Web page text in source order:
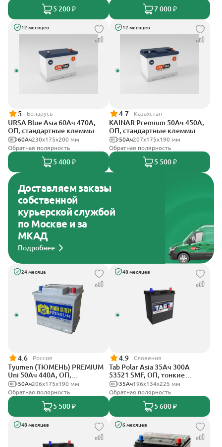
5 200 ₽ 7 000 ₽
12 месяцев
5 Беларусь
URSA Blue Asia 60Ач 470А,
ОП, стандартные клеммы
230x175x200 мм
60Ач
Обратная полярность
5 400 ₽
12 месяцев
4.7 Казахстан
KAINAR Premium 50Ач 450А,
ОП, стандартные клеммы
207x175x190 мм
50Ач
Обратная полярность
5 500 ₽
Доставляем заказы
собственной
курьерской службой
по Москве и за
МКАД
Подробнее
24 месяца
4.6 Россия
Tyumen (ТЮМЕНЬ) PREMIUM
Uni 50Ач 440А, ОП,
стандартные клеммы
206х175х190 мм
50Ач
Обратная полярность
5 500 ₽
48 месяцев
4.9 Словения
Tab Polar Asia 35Ач 300А
53521 SMF, ОП, тонкие
клеммы196x134x225 мм
35Ач
Обратная полярность
5 600 ₽
48 месяцев 6 месяцев